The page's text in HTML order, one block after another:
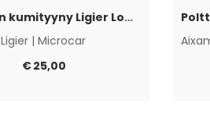
Moottorin kumityyny Ligier Lombardini Progress / DCI
Ligier | Microcar
€25,00